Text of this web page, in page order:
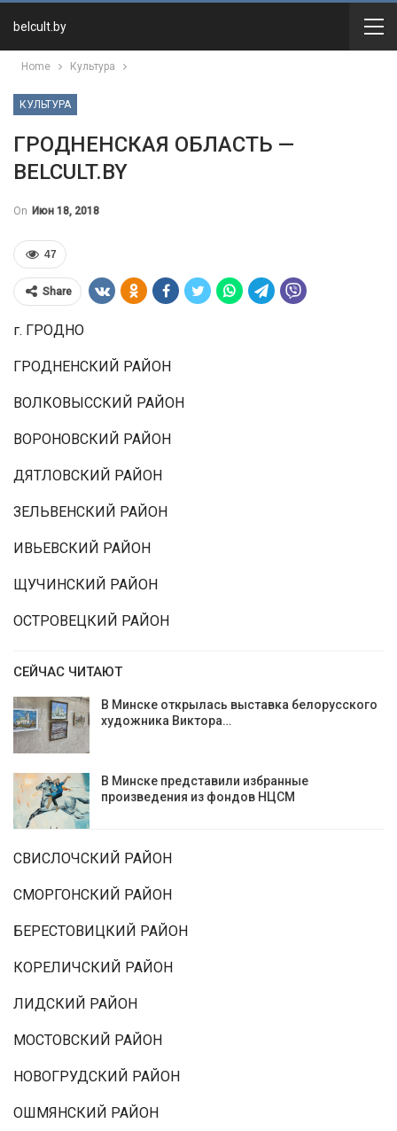
belcult.by
Home Культура
КУЛЬТУРА
ГРОДНЕНСКАЯ ОБЛАСТЬ —
BELCULT.BY
On Июн 18, 2018
47
Share
г. ГРОДНО
ГРОДНЕНСКИЙ РАЙОН
ВОЛКОВЫССКИЙ РАЙОН
ВОРОНОВСКИЙ РАЙОН
ДЯТЛОВСКИЙ РАЙОН
ЗЕЛЬВЕНСКИЙ РАЙОН
ИВЬЕВСКИЙ РАЙОН
ЩУЧИНСКИЙ РАЙОН
ОСТРОВЕЦКИЙ РАЙОН
СЕЙЧАС ЧИТАЮТ
В Минске открылась выставка белорусского
художника Виктора…
В Минске представили избранные
произведения из фондов НЦСМ
СВИСЛОЧСКИЙ РАЙОН
СМОРГОНСКИЙ РАЙОН
БЕРЕСТОВИЦКИЙ РАЙОН
КОРЕЛИЧСКИЙ РАЙОН
ЛИДСКИЙ РАЙОН
МОСТОВСКИЙ РАЙОН
НОВОГРУДСКИЙ РАЙОН
ОШМЯНСКИЙ РАЙОН